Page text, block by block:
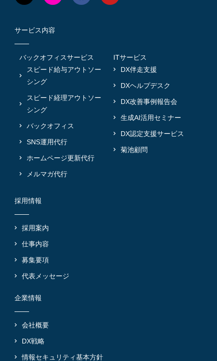
サービス内容
バックオフィスサービス
スピード給与アウトソー
シング
スピード経理アウトソー
シング
バックオフィス
SNS運用代行
ホームページ更新代行
メルマガ代行
ITサービス
DX伴走支援
DXヘルプデスク
DX改善事例報告会
生成AI活用セミナー
DX認定支援サービス
菊池顧問
採用情報
採用案内
仕事内容
募集要項
代表メッセージ
企業情報
会社概要
DX戦略
情報セキュリティ基本方針